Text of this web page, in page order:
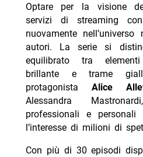
Optare per la visione
servizi di streaming
nuovamente
autori. La serie si
equilibrato tra
brillante e trame
protagonista Alice
Alessandra
professionali e
l’interesse di milioni di
Con più di 30 episodi